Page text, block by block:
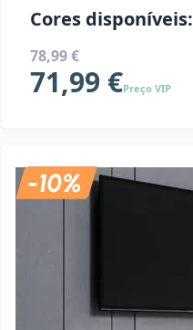
Cores disponíveis:
78,99 €
71,99 €Preço VIP